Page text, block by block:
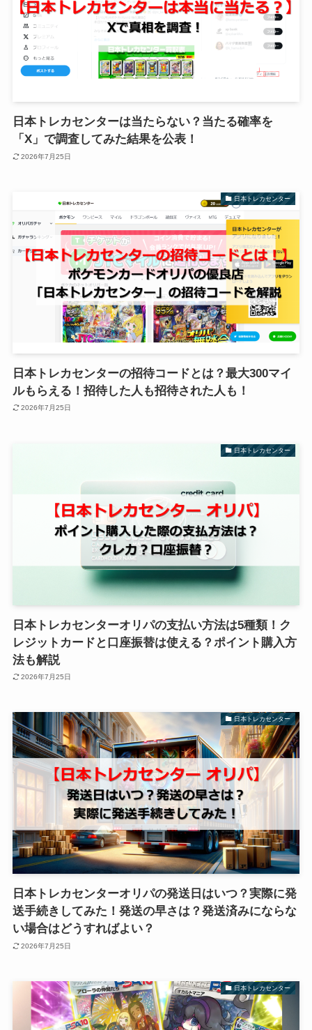
日本トレカセンターは当たらない？当たる確率を
「X」で調査してみた結果を公表！
2026年7月25日
日本トレカセンター
日本トレカセンターの招待コードとは？最大300マイ
ルもらえる！招待した人も招待された人も！
2026年7月25日
日本トレカセンター
日本トレカセンターオリパの支払い方法は5種類！ク
レジットカードと口座振替は使える？ポイント購入方
法も解説
2026年7月25日
日本トレカセンター
日本トレカセンターオリパの発送日はいつ？実際に発
送手続きしてみた！発送の早さは？発送済みにならな
い場合はどうすればよい？
2026年7月25日
日本トレカセンター